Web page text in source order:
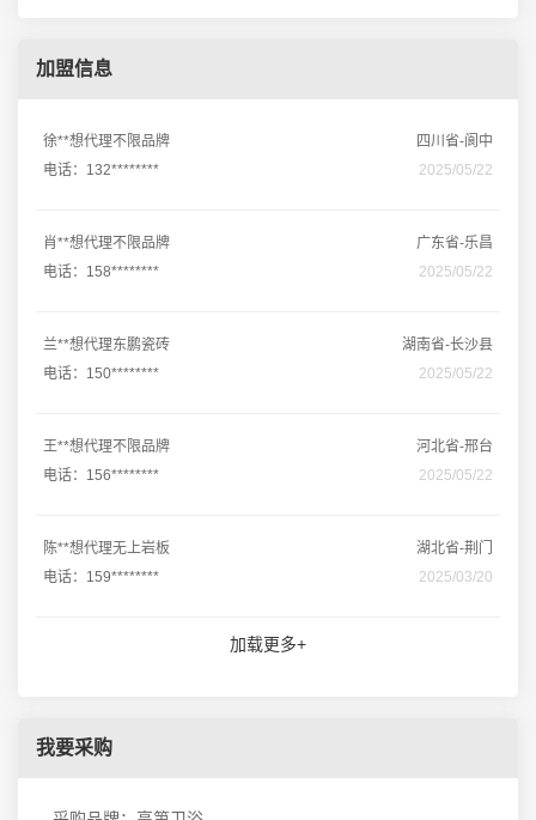
加盟信息
徐**想代理不限品牌
四川省-阆中
电话：132********
2025/05/22
肖**想代理不限品牌
广东省-乐昌
电话：158********
2025/05/22
兰**想代理东鹏瓷砖
湖南省-长沙县
电话：150********
2025/05/22
王**想代理不限品牌
河北省-邢台
电话：156********
2025/05/22
陈**想代理无上岩板
湖北省-荆门
电话：159********
2025/03/20
加载更多+
我要采购